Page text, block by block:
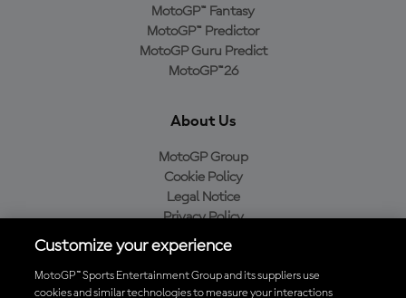
MotoGP™ Fantasy
MotoGP™ Predictor
MotoGP Guru Predict
MotoGP™26
About Us
MotoGP Group
Cookie Policy
Legal Notice
Privacy Policy
Purchase Policy
Customize your experience
MotoGP™ Sports Entertainment Group and its suppliers use
cookies and similar technologies to measure your interactions